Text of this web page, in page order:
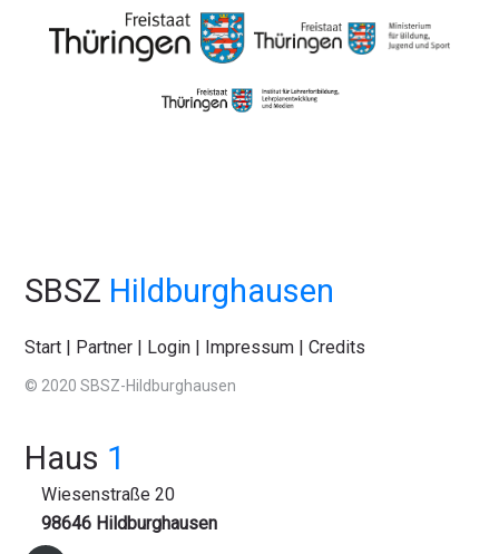
SBSZ Hildburghausen
Start | Partner | Login | Impressum |Credits
© 2020 SBSZ-Hildburghausen
Haus 1
Wiesenstraße 20
98646 Hildburghausen